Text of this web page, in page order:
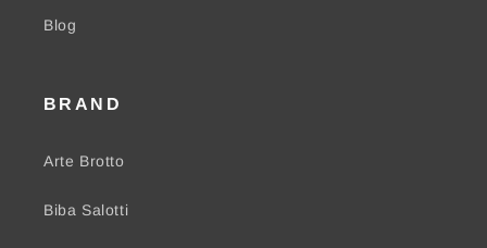
Blog
BRAND
Arte Brotto
Biba Salotti